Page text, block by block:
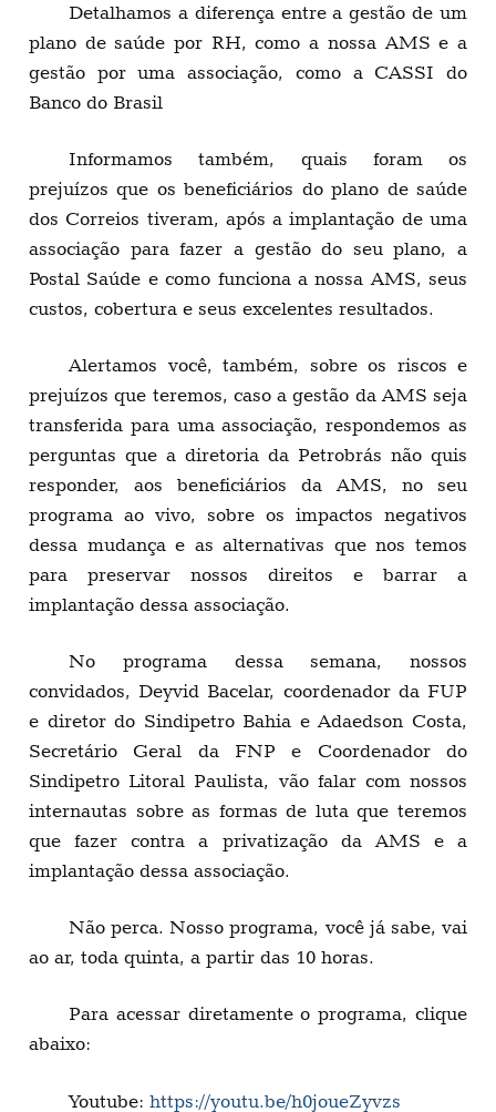
Detalhamos a diferença entre a gestão de um
plano de saúde por RH, como a nossa AMS e a
gestão por uma associação, como a CASSI do
Banco do Brasil
Informamos também, quais foram os
prejuízos que os beneficiários do plano de saúde
dos Correios tiveram, após a implantação de uma
associação para fazer a gestão do seu plano, a
Postal Saúde e como funciona a nossa AMS, seus
custos, cobertura e seus excelentes resultados.
Alertamos você, também, sobre os riscos e
prejuízos que teremos, caso a gestão da AMS seja
transferida para uma associação, respondemos as
perguntas que a diretoria da Petrobrás não quis
responder, aos beneficiários da AMS, no seu
programa ao vivo, sobre os impactos negativos
dessa mudança e as alternativas que nos temos
para preservar nossos direitos e barrar a
implantação dessa associação.
No programa dessa semana, nossos
convidados, Deyvid Bacelar, coordenador da FUP
e diretor do Sindipetro Bahia e Adaedson Costa,
Secretário Geral da FNP e Coordenador do
Sindipetro Litoral Paulista, vão falar com nossos
internautas sobre as formas de luta que teremos
que fazer contra a privatização da AMS e a
implantação dessa associação.
Não perca. Nosso programa, você já sabe, vai
ao ar, toda quinta, a partir das 10 horas.
Para acessar diretamente o programa, clique
abaixo:
Youtube: https://youtu.be/h0joueZyvzs